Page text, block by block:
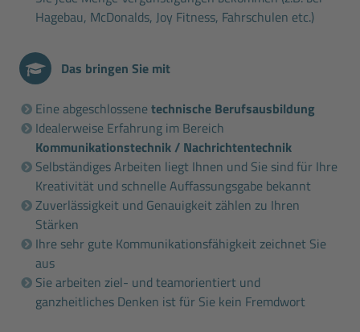
Hagebau, McDonalds, Joy Fitness, Fahrschulen etc.)
Das bringen Sie mit
Eine abgeschlossenetechnische Berufsausbildung
Idealerweise Erfahrung im Bereich
Kommunikationstechnik / Nachrichtentechnik
Selbständiges Arbeiten liegt Ihnen und Sie sind für Ihre
Kreativität und schnelle Auffassungsgabe bekannt
Zuverlässigkeit und Genauigkeit zählen zu Ihren
Stärken
Ihre sehr gute Kommunikationsfähigkeit zeichnet Sie
aus
Sie arbeiten ziel- und teamorientiert und
ganzheitliches Denken ist für Sie kein Fremdwort